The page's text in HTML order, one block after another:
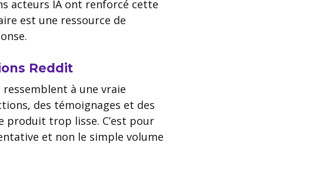
acteurs IA ont renforcé cette
est une ressource de
Reddit
à une vraie
des témoignages et des
produit trop lisse. C’est pour
et non le simple volume